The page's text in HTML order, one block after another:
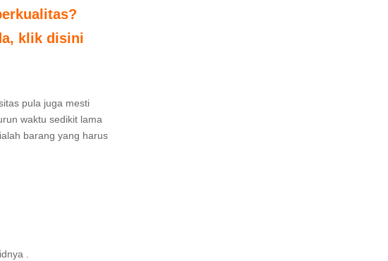
klik disini
pula juga mesti
waktu sedikit lama
barang yang harus
.